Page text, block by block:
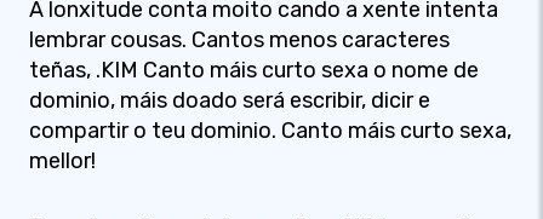
A lonxitude conta moito cando a xente intenta
lembrar cousas. Cantos menos caracteres
teñas, .KIM Canto máis curto sexa o nome de
dominio, máis doado será escribir, dicir e
compartir o teu dominio. Canto máis curto sexa,
mellor!